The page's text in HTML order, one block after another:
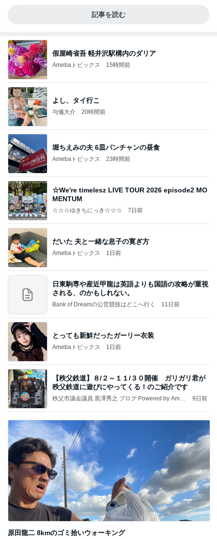
記事を読む
假屋崎省吾 軽井沢駅構内のダリア
Amebaトピックス 15時間前
よし、タイ行こ
与儀大介 20時間前
堀ちえみの夫 6皿パンチャンの昼食
Amebaトピックス 23時間前
☆We're timelesz LIVE TOUR 2026 episode2 MO
MENTUM
☆☆☆ゆきちにっき☆☆☆ 7日前
だいた 夫と一緒な息子の寛ぎ方
Amebaトピックス 1日前
日東駒専や産近甲龍は英語よりも国語の攻略が重視
される、のかもしれない。
Bank of Dreamの公営競技はどこへ行く 11日前
とっても新鮮だったガーリー衣装
Amebaトピックス 1日前
【秩父鉄道】８/２～１１/３０開催 ガリガリ君が
秩父鉄道に遊びにやってくる！のご紹介です
秩父市議会議員 黒澤秀之 ブログ Powered by Ameb
9日前
原田龍二 8kmのゴミ拾いウォーキング